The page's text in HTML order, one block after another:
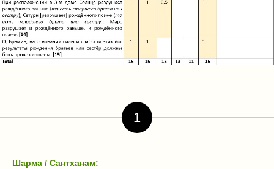
1
Шарма / Сантханам: